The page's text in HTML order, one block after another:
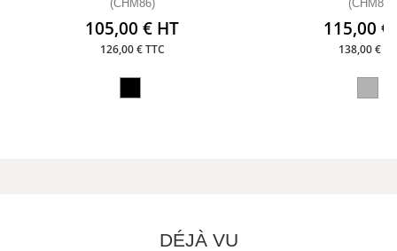
(CHM86)
105,00 € HT
126,00 € TTC
(CHM87)
115,00 €
138,00 €
DÉJÀ VU